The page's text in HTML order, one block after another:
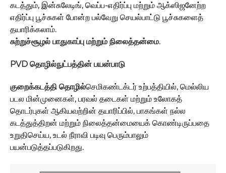
கடத்தும், இன்சுலேடிங், வெப்ப-எதிர்ப்பு மற்றும் ஆக்ஸிஜனேற்ற
எதிர்ப்பு பூச்சுகள் போன்ற பல்வேறு செயல்பாட்டு பூச்சுகளைத்
தயாரிக்கலாம்.
சுற்றுச்சூழல் பாதுகாப்பு மற்றும் நிலைத்தன்மை.
PVD தொழில்நுட்பத்தின் பயன்பாடு
குறைக்கடத்தி தொழில்செமிகண்டக்டர் உற்பத்தியில், மெல்லிய
படல மின்முனைகள், பரவல் தடைகள் மற்றும் உலோகத்
தொடர்புகள் ஆகியவற்றின் தயாரிப்பில், பாகங்கள் நல்ல
கடத்துத்திறன் மற்றும் நிலைத்தன்மையைக் கொண்டிருப்பதை
உறுதிசெய்ய, உடல் நீராவி படிவு பெரும்பாலும்
பயன்படுத்தப்படுகிறது.